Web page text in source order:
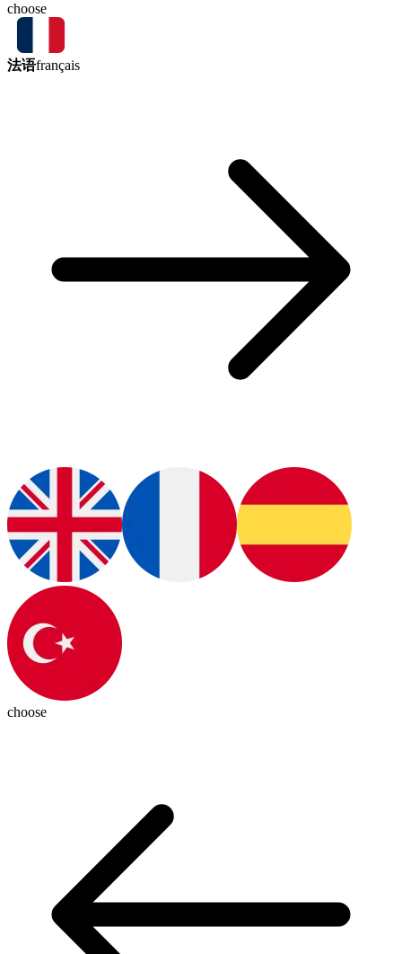
choose
法语français
choose